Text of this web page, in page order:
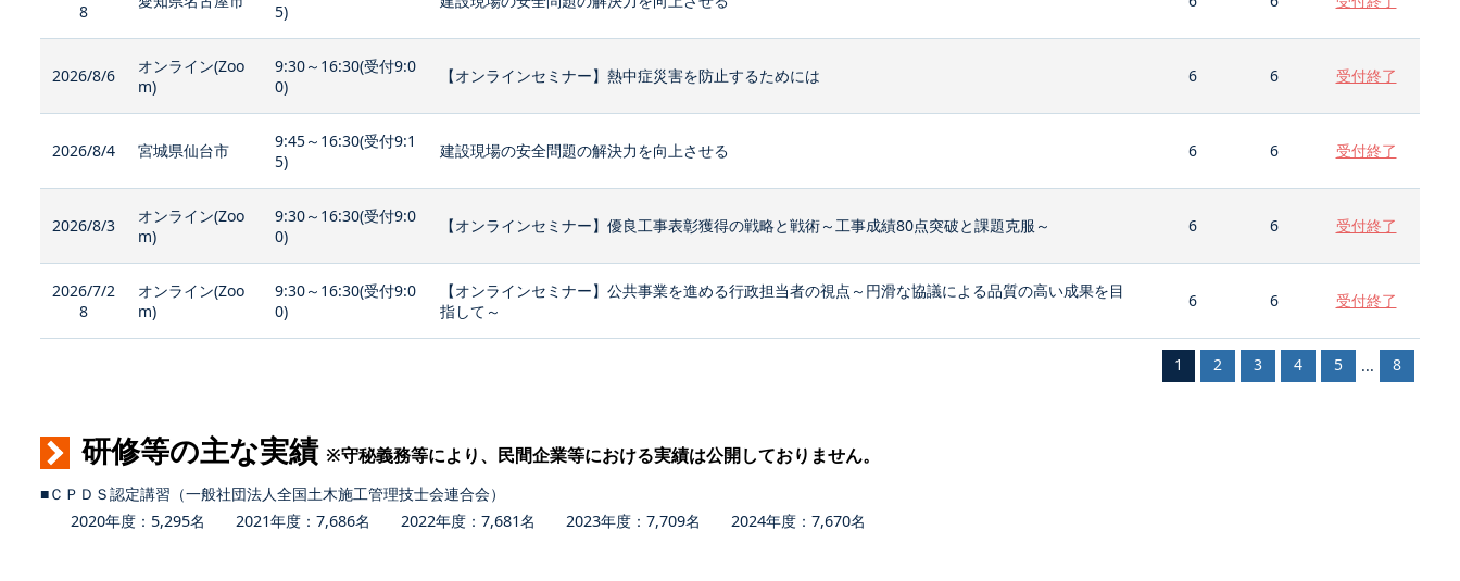
8
5)
2026/8/6
オンライン(Zoo
m)
9:30～16:30(受付9:0
0)
【オンラインセミナー】熱中症災害を防止するためには 6 6 受付終了
2026/8/4 宮城県仙台市
9:45～16:30(受付9:1
5)
建設現場の安全問題の解決力を向上させる 6 6 受付終了
2026/8/3
オンライン(Zoo
m)
9:30～16:30(受付9:0
0)
【オンラインセミナー】優良工事表彰獲得の戦略と戦術～工事成績80点突破と課題克服～ 6 6 受付終了
2026/7/2
8
オンライン(Zoo
m)
9:30～16:30(受付9:0
0)
【オンラインセミナー】公共事業を進める行政担当者の視点～円滑な協議による品質の高い成果を目
指して～
6 6 受付終了
1 2 3 4 5 ... 8
研修等の主な実績 ※守秘義務等により、民間企業等における実績は公開しておりません。
■ＣＰＤＳ認定講習（一般社団法人全国土木施工管理技士会連合会）
2020年度：5,295名 2021年度：7,686名 2022年度：7,681名 2023年度：7,709名 2024年度：7,670名